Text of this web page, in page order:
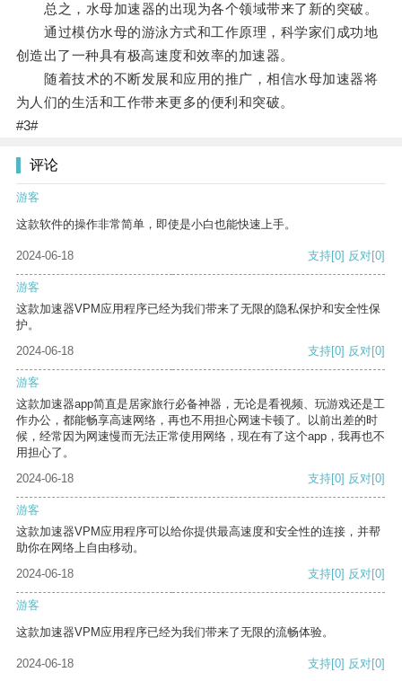
总之，水母加速器的出现为各个领域带来了新的突破。
通过模仿水母的游泳方式和工作原理，科学家们成功地
创造出了一种具有极高速度和效率的加速器。
随着技术的不断发展和应用的推广，相信水母加速器将
为人们的生活和工作带来更多的便利和突破。
#3#
评论
游客
这款软件的操作非常简单，即使是小白也能快速上手。
2024-06-18 支持[0] 反对[0]
游客
这款加速器VPM应用程序已经为我们带来了无限的隐私保护和安全性保
护。
2024-06-18
支持[0] 反对[0]
游客
这款加速器app简直是居家旅行必备神器，无论是看视频、玩游戏还是工
作办公，都能畅享高速网络，再也不用担心网速卡顿了。以前出差的时
候，经常因为网速慢而无法正常使用网络，现在有了这个app，我再也不
用担心了。
2024-06-18
支持[0] 反对[0]
游客
这款加速器VPM应用程序可以给你提供最高速度和安全性的连接，并帮
助你在网络上自由移动。
2024-06-18
支持[0] 反对[0]
游客
这款加速器VPM应用程序已经为我们带来了无限的流畅体验。
2024-06-18 支持[0] 反对[0]